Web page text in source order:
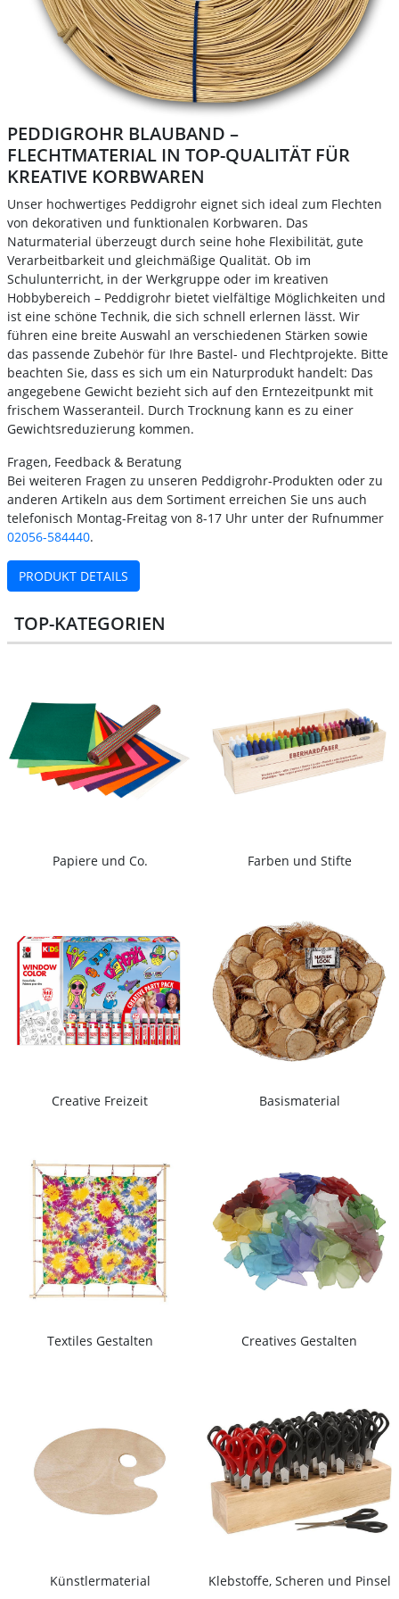
PEDDIGROHR BLAUBAND –
FLECHTMATERIAL IN TOP-QUALITÄT FÜR
KREATIVE KORBWAREN
Unser hochwertiges Peddigrohr eignet sich ideal zum Flechten
von dekorativen und funktionalen Korbwaren. Das
Naturmaterial überzeugt durch seine hohe Flexibilität, gute
Verarbeitbarkeit und gleichmäßige Qualität. Ob im
Schulunterricht, in der Werkgruppe oder im kreativen
Hobbybereich – Peddigrohr bietet vielfältige Möglichkeiten und
ist eine schöne Technik, die sich schnell erlernen lässt. Wir
führen eine breite Auswahl an verschiedenen Stärken sowie
das passende Zubehör für Ihre Bastel- und Flechtprojekte. Bitte
beachten Sie, dass es sich um ein Naturprodukt handelt: Das
angegebene Gewicht bezieht sich auf den Erntezeitpunkt mit
frischem Wasseranteil. Durch Trocknung kann es zu einer
Gewichtsreduzierung kommen.
Fragen, Feedback & Beratung
Bei weiteren Fragen zu unseren Peddigrohr-Produkten oder zu
anderen Artikeln aus dem Sortiment erreichen Sie uns auch
telefonisch Montag-Freitag von 8-17 Uhr unter der Rufnummer
02056-584440.
PRODUKT DETAILS
TOP-KATEGORIEN
Papiere und Co. Farben und Stifte
Creative Freizeit Basismaterial
Textiles Gestalten Creatives Gestalten
Künstlermaterial Klebstoffe, Scheren und Pinsel